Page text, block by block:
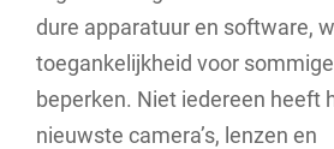
dure apparatuur en software,
toegankelijkheid voor
beperken. Niet iedereen heeft
nieuwste camera’s, lenzen en